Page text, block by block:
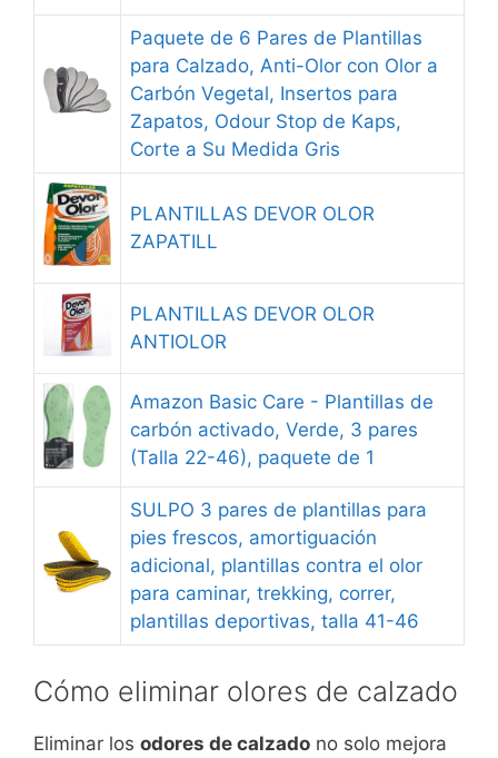
Paquete de 6 Pares de Plantillas
para Calzado, Anti-Olor con Olor a
Carbón Vegetal, Insertos para
Zapatos, Odour Stop de Kaps,
Corte a Su Medida Gris
PLANTILLAS DEVOR OLOR
ZAPATILL
PLANTILLAS DEVOR OLOR
ANTIOLOR
Amazon Basic Care - Plantillas de
carbón activado, Verde, 3 pares
(Talla 22-46), paquete de 1
SULPO 3 pares de plantillas para
pies frescos, amortiguación
adicional, plantillas contra el olor
para caminar, trekking, correr,
plantillas deportivas, talla 41-46
Cómo eliminar olores de calzado
Eliminar los odores de calzado no solo mejora